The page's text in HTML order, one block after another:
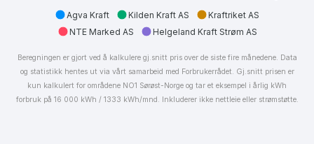
Agva Kraft Kilden Kraft AS
Kraftriket AS
NTE Marked AS
Helgeland Kraft Strøm AS
Beregningen er gjort ved å kalkulere gj.snitt pris over de siste fire månedene. Data
og statistikk hentes ut via vårt samarbeid med Forbrukerrådet. Gj.snitt prisen er
kun kalkulert for områdene NO1 Sørøst-Norge og tar et eksempel i årlig kWh
forbruk på 16 000 kWh / 1333 kWh/mnd. Inkluderer ikke nettleie eller strømstøtte.